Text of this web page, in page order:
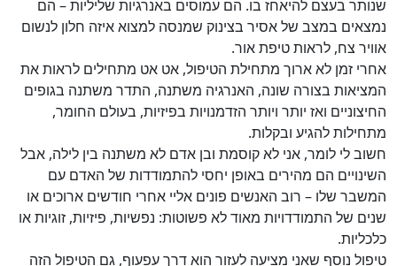
שנותר בעצם להיאחז בו. הם עמוסים באנרגיות שליליות – הם
נמצאים במצב של אסיר בצינוק שמנסה למצוא איזה חלון לנשום
אוויר צח, לראות טיפת אור.
אחרי זמן לא ארוך מתחילת הטיפול, אט אט מתחילים לראות את
המציאות בצורה שונה, האנרגיה משתנה, התדר משתנה בגופים
החיצוניים ואז יותר ויותר הזדמנויות בפיזיות, בעולם החומר,
מתחילות להגיע ובקלות.
חשוב לי לומר, אני לא קוסמת ובן אדם לא משתנה בין לילה, אבל
השינויים הם מהירים באופן יחסי להתמודדות של האדם עם
המשבר שלו – רוב האנשים פונים אליי אחרי חודשים ארוכים או
שנים של התמודדויות מאוד לא פשוטות: נפשיות, פיזיות, זוגיות או
כלכליות.
טיפול נוסף שאני מציעה לעזור הוא דרך עפעוף, גם הטיפול הזה